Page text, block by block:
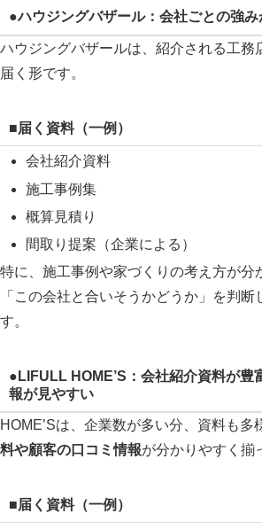
●ハウジングバザール：会社ごとの強
ハウジングバザールは、紹介される工務
届く形です。
■届く資料（一例）
会社紹介資料
施工事例集
概算見積り
間取り提案（企業による）
特に、施工事例や家づくりの考え方が分
「この会社と合いそうかどうか」を判断
す。
●LIFULL HOME’S：会社紹介資料が豊
報が見やすい
HOME’Sは、企業数が多い分、資料も多
料や顧客の口コミ情報が分かりやすく揃
■届く資料（一例）